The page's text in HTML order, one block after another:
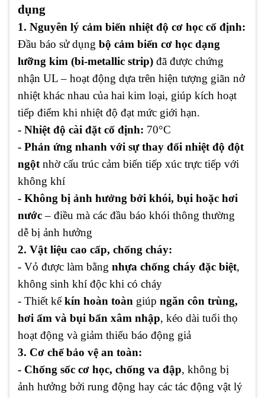
dụng
1. Nguyên lý cảm biến nhiệt độ cơ học cố định:
Đầu báo sử dụng bộ cảm biến cơ học dạng
lưỡng kim (bi-metallic strip) đã được chứng
nhận UL – hoạt động dựa trên hiện tượng giãn nở
nhiệt khác nhau của hai kim loại, giúp kích hoạt
tiếp điểm khi nhiệt độ đạt mức giới hạn.
- Nhiệt độ cài đặt cố định: 70°C
- Phản ứng nhanh với sự thay đổi nhiệt độ đột
ngột nhờ cấu trúc cảm biến tiếp xúc trực tiếp với
không khí
- Không bị ảnh hưởng bởi khói, bụi hoặc hơi
nước– điều mà các đầu báo khói thông thường
dễ bị ảnh hưởng
2. Vật liệu cao cấp, chống cháy:
- Vỏ được làm bằng nhựa chống cháy đặc biệt,
không sinh khí độc khi có cháy
- Thiết kếkín hoàn toàn giúp ngăn côn trùng,
hơi ẩm và bụi bẩn xâm nhập, kéo dài tuổi thọ
hoạt động và giảm thiểu báo động giả
3. Cơ chế bảo vệ an toàn:
- Chống sốc cơ học, chống va đập, không bị
ảnh hưởng bởi rung động hay các tác động vật lý